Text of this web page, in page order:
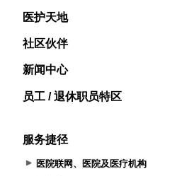
医护天地
社区伙伴
新闻中心
员工 / 退休职员特区
服务捷径
医院联网、医院及医疗机构